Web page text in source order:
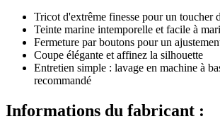
Tricot d'extrême finesse pour un toucher
Teinte marine intemporelle et facile à
Fermeture par boutons pour un
Coupe élégante et affinez la silhouette
Entretien simple : lavage en machine à
recommandé
Informations du fabricant :